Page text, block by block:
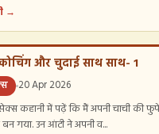
→
और चुदाई साथ साथ- 1
20 Apr 2026
कहानी में पढ़ें कि मैं अपनी चाची की
गया. उन आंटी ने अपनी व...